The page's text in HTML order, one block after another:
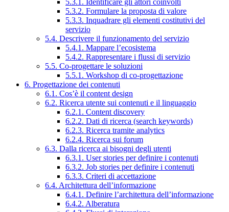
5.3.1. Identificare gli attori coinvolti
5.3.2. Formulare la proposta di valore
5.3.3. Inquadrare gli elementi costitutivi del
servizio
5.4. Descrivere il funzionamento del servizio
5.4.1. Mappare l’ecosistema
5.4.2. Rappresentare i flussi di servizio
5.5. Co-progettare le soluzioni
5.5.1. Workshop di co-progettazione
6. Progettazione dei contenuti
6.1. Cos’è il content design
6.2. Ricerca utente sui contenuti e il linguaggio
6.2.1. Content discovery
6.2.2. Dati di ricerca (search keywords)
6.2.3. Ricerca tramite analytics
6.2.4. Ricerca sui forum
6.3. Dalla ricerca ai bisogni degli utenti
6.3.1. User stories per definire i contenuti
6.3.2. Job stories per definire i contenuti
6.3.3. Criteri di accettazione
6.4. Architettura dell’informazione
6.4.1. Definire l’architettura dell’informazione
6.4.2. Alberatura